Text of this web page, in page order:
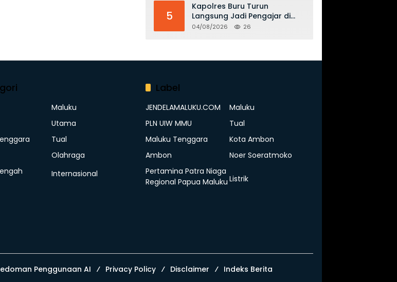
5
Kapolres Buru Turun
Langsung Jadi Pengajar di
SMAN 2, Edukasi Kesadaran
04/08/2026 26
Maluku
Utama
Tual
Olahraga
Internasional
Label
JENDELAMALUKU.COM
Maluku
PLN UIW MMU
Tual
Maluku Tenggara
Kota Ambon
Ambon
Noer Soeratmoko
Pertamina Patra Niaga
Regional Papua Maluku Listrik
Penggunaan AI Privacy Policy Disclaimer Indeks Berita